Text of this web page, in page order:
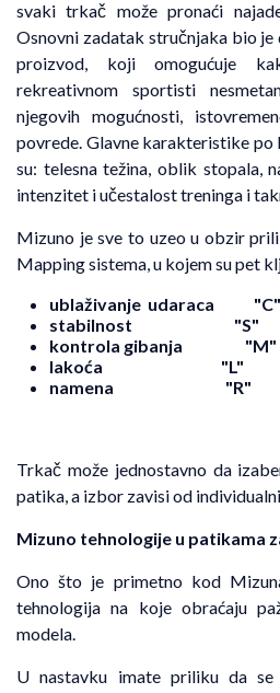
svaki trkač može pronaći
Osnovni zadatak stručnjaka bio
proizvod, koji omogućuje
rekreativnom sportisti
njegovih mogućnosti,
povrede. Glavne karakteristike
su: telesna težina, oblik stopala,
intenzitet i učestalost treninga i
Mizuno je sve to uzeo u obzir
Mapping sistema, u kojem su pet
ublaživanje udaraca
"C"
stabilnost
"S"
kontrola gibanja
"M"
lakoća
"L"
namena
"R"
Trkač može jednostavno da
patika, a izbor zavisi od
Mizuno tehnologije u patikama
Ono što je primetno kod
tehnologija na koje obraćaju
modela.
U nastavku imate priliku da se